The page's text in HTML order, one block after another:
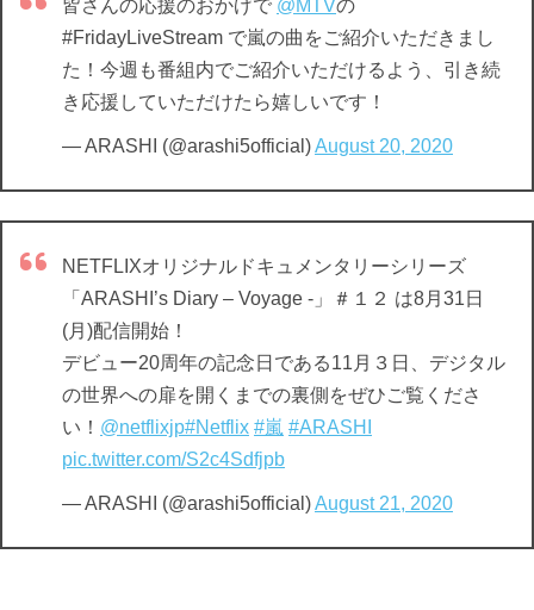
皆さんの応援のおかげで @MTVの
#FridayLiveStream で嵐の曲をご紹介いただきまし
た！今週も番組内でご紹介いただけるよう、引き続
き応援していただけたら嬉しいです！
— ARASHI (@arashi5official)August 20, 2020
NETFLIXオリジナルドキュメンタリーシリーズ
「ARASHI’s Diary – Voyage -」＃１２ は8月31日
(月)配信開始！
デビュー20周年の記念日である11月３日、デジタル
の世界への扉を開くまでの裏側をぜひご覧くださ
い！ @netflixjp#Netflix #嵐 #ARASHI
pic.twitter.com/S2c4Sdfjpb
— ARASHI (@arashi5official)August 21, 2020